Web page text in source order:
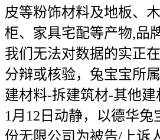
皮等粉饰材料及地板、
柜、家具宅配等产物,品
我们无法对数据的实正
分辩或核验，兔宝宝所
建材料-拆建筑材-其他建
1月12日动静，以德华兔
份无限公司为被告/上诉